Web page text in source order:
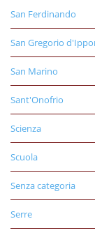
San Ferdinando
San Gregorio
San Marino
Sant'Onofrio
Scienza
Scuola
Senza categoria
Serre